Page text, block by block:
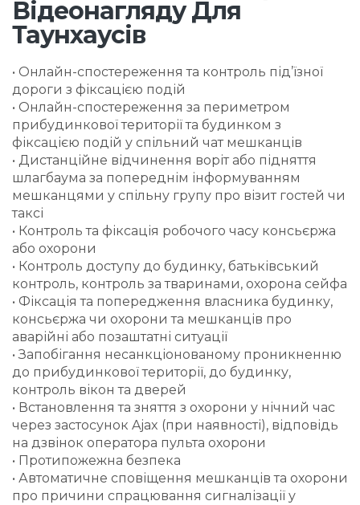
Відеонагляду Для
Таунхаусів
• Онлайн-спостереження та контроль під’їзної
дороги з фіксацією подій
• Онлайн-спостереження за периметром
прибудинкової території та будинком з
фіксацією подій у спільний чат мешканців
• Дистанційне відчинення воріт або підняття
шлагбаума за попереднім інформуванням
мешканцями у спільну групу про візит гостей чи
таксі
• Контроль та фіксація робочого часу консьєржа
або охорони
• Контроль доступу до будинку, батьківський
контроль, контроль за тваринами, охорона сейфа
• Фіксація та попередження власника будинку,
консьєржа чи охорони та мешканців про
аварійні або позаштатні ситуації
• Запобігання несанкціонованому проникненню
до прибудинкової території, до будинку,
контроль вікон та дверей
• Встановлення та зняття з охорони у нічний час
через застосунок Ajax (при наявності), відповідь
на дзвінок оператора пульта охорони
• Протипожежна безпека
• Автоматичне сповіщення мешканців та охорони
про причини спрацювання сигналізації у